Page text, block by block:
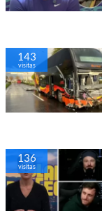
143
visitas
136
visitas